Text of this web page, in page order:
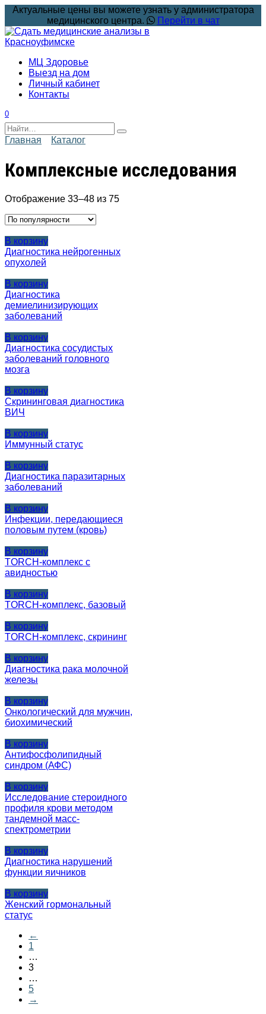
Перейти
содержанию
Актуальные цены вы можете узнать у администратора
медицинского центра.
Перейти в чат
МЦ Здоровье
Выезд на дом
Личный кабинет
Контакты
0
Search
for:
Главная Каталог
Комплексные исследования
Отображение 33–48 из 75Сортировка:
В корзину
Диагностика нейрогенных
опухолей
В корзину
Диагностика
демиелинизирующих
заболеваний
В корзину
Диагностика сосудистых
заболеваний головного
мозга
В корзину
Скрининговая диагностика
ВИЧ
В корзину
Иммунный статус
В корзину
Диагностика паразитарных
заболеваний
В корзину
Инфекции, передающиеся
половым путем (кровь)
В корзину
TORCH-комплекс с
авидностью
В корзину
TORCH-комплекс, базовый
В корзину
TORCH-комплекс, скрининг
В корзину
Диагностика рака молочной
железы
В корзину
Онкологический для мужчин,
биохимический
В корзину
Антифосфолипидный
синдром (АФС)
В корзину
Исследование стероидного
профиля крови методом
тандемной масс-
спектрометрии
В корзину
Диагностика нарушений
функции яичников
В корзину
Женский гормональный
статус
←
1
…
3
…
5
→